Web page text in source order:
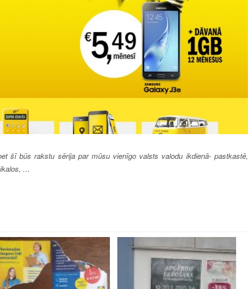
šī būs rakstu sērija par mūsu vienīgo valsts valodu ikdienā- pastkastē,
…